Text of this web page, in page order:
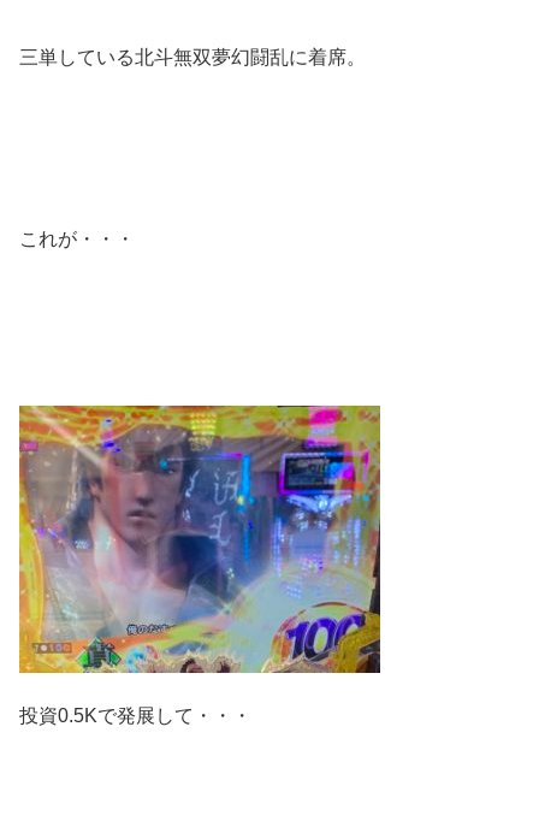
三単している北斗無双夢幻闘乱に着席。
これが・・・
投資0.5Kで発展して・・・